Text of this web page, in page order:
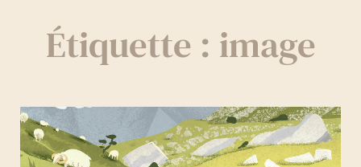
Étiquette : image